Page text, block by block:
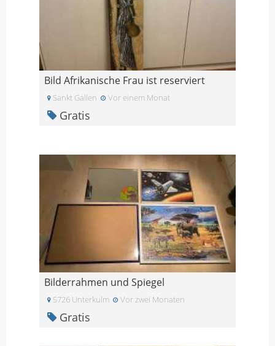
Bild Afrikanische Frau ist reserviert
Sankt Gallen Vor einem Monat
Gratis
Bilderrahmen und Spiegel
5726 Unterkulm Vor zwei Monaten
Gratis